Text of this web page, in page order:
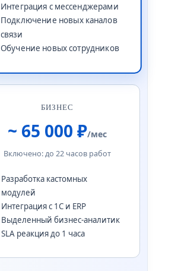
Интеграция с мессенджерами
Подключение новых каналов
связи
Обучение новых сотрудников
БИЗНЕС
~ 65 000 ₽/мес
Включено: до 22 часов работ
Разработка кастомных
модулей
Интеграция с 1С и ERP
Выделенный бизнес-аналитик
SLA реакция до 1 часа